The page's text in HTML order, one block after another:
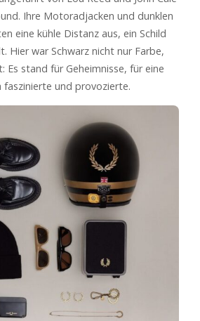
Ihre Motoradjacken und dunklen
eine kühle Distanz aus, ein Schild
Hier war Schwarz nicht nur Farbe,
Es stand für Geheimnisse, für eine
faszinierte und provozierte.